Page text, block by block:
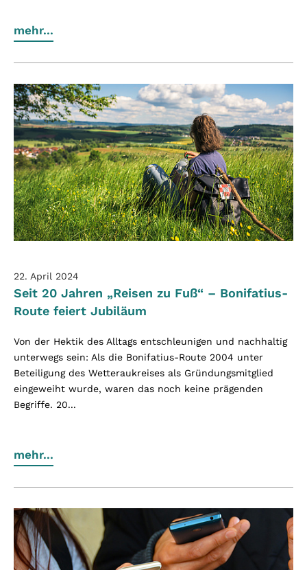
mehr...
22. April 2024
Seit 20 Jahren „Reisen zu Fuß“ – Bonifatius-
Route feiert Jubiläum
Von der Hektik des Alltags entschleunigen und nachhaltig
unterwegs sein: Als die Bonifatius-Route 2004 unter
Beteiligung des Wetteraukreises als Gründungsmitglied
eingeweiht wurde, waren das noch keine prägenden
Begriffe. 20...
mehr...